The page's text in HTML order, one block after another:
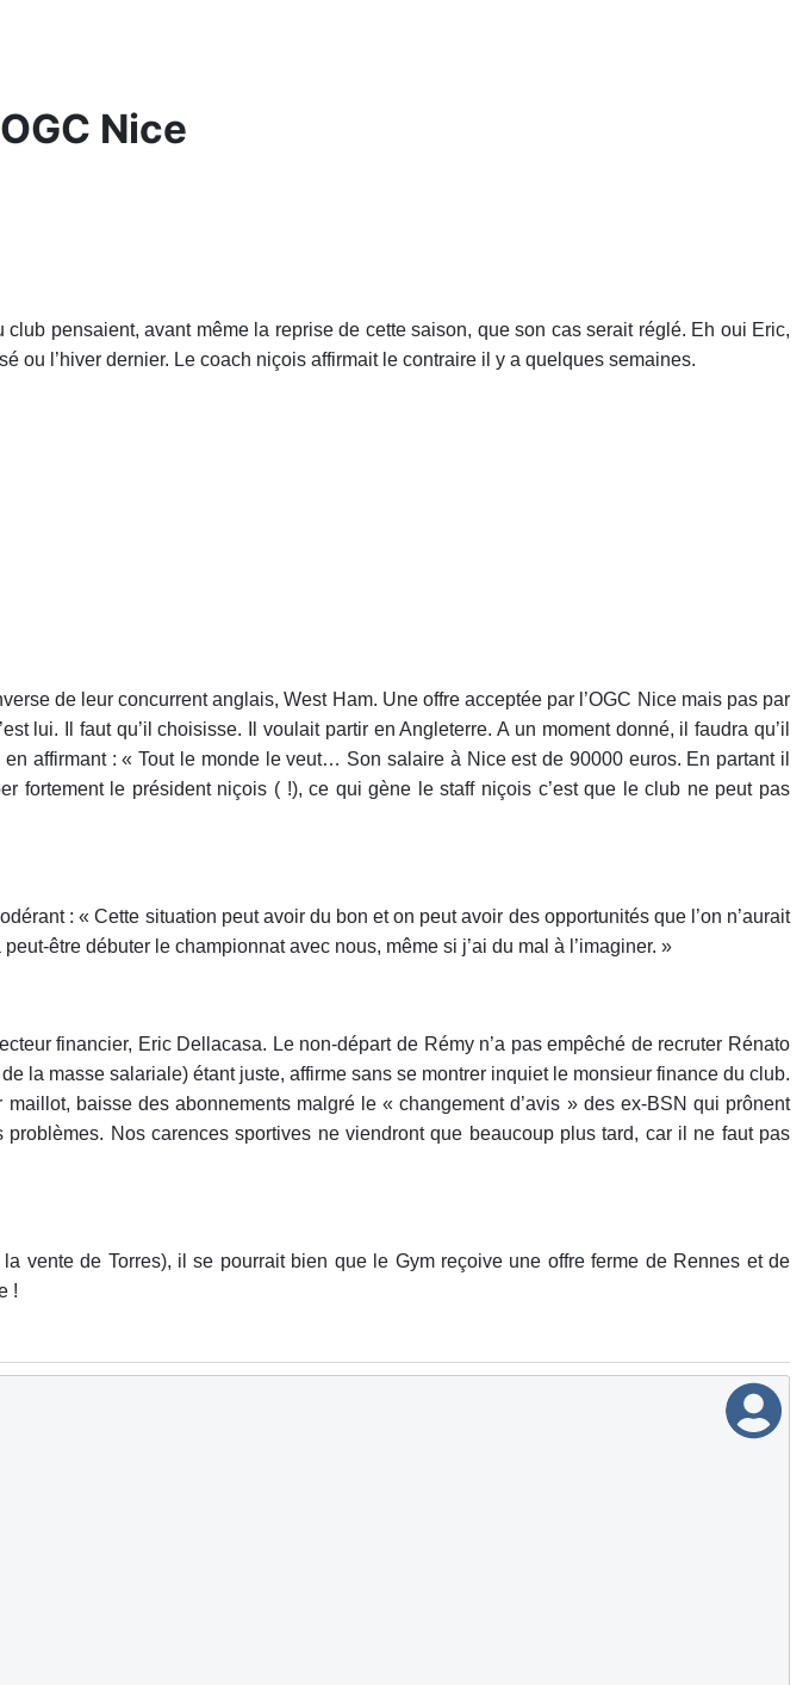
Nice
pensaient, avant même la reprise de cette saison, que son cas serait réglé. Eh oui Eric,
ou l’hiver dernier. Le coach niçois affirmait le contraire il y a quelques semaines.
de leur concurrent anglais, West Ham. Une offre acceptée par l’OGC Nice mais pas par
lui. Il faut qu’il choisisse. Il voulait partir en Angleterre. A un moment donné, il faudra qu’il
affirmant : « Tout le monde le veut… Son salaire à Nice est de 90000 euros. En partant il
fortement le président niçois ( !), ce qui gène le staff niçois c’est que le club ne peut pas
: « Cette situation peut avoir du bon et on peut avoir des opportunités que l’on n’aurait
être débuter le championnat avec nous, même si j’ai du mal à l’imaginer. »
financier, Eric Dellacasa. Le non-départ de Rémy n’a pas empêché de recruter Rénato
la masse salariale) étant juste, affirme sans se montrer inquiet le monsieur finance du club.
baisse des abonnements malgré le « changement d’avis » des ex-BSN qui prônent
Nos carences sportives ne viendront que beaucoup plus tard, car il ne faut pas
vente de Torres), il se pourrait bien que le Gym reçoive une offre ferme de Rennes et de
!